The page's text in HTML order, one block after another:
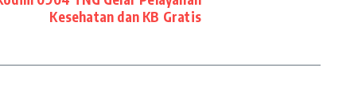
Kesehatan dan KB Gratis